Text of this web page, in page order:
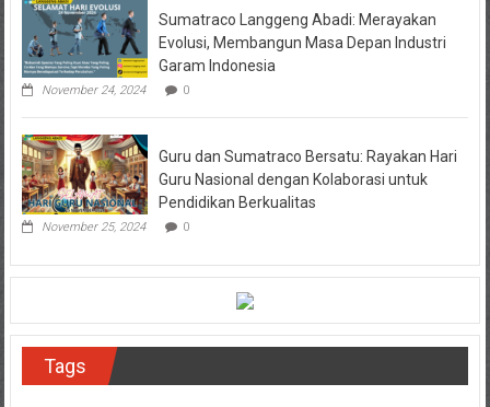
Sumatraco Langgeng Abadi: Merayakan
Evolusi, Membangun Masa Depan Industri
Garam Indonesia
November 24, 2024 0
Guru dan Sumatraco Bersatu: Rayakan Hari
Guru Nasional dengan Kolaborasi untuk
Pendidikan Berkualitas
November 25, 2024 0
Tags